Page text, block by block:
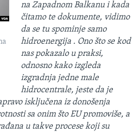
na Zapadnom Balkanu i kada
čitamo te dokumente, vidimo
da se tu spominje samo
hidroenergija . Ono što se kod
nas pokazalo u praksi,
odnosno kako izgleda
izgradnja jedne male
hidrocentrale, jeste da je
isključena iz donošenja
sa onim što EU promoviše, a
u takve procese koji su